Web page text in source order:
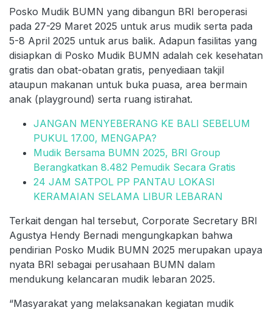
Posko Mudik BUMN yang dibangun BRI beroperasi
pada 27-29 Maret 2025 untuk arus mudik serta pada
5-8 April 2025 untuk arus balik. Adapun fasilitas yang
disiapkan di Posko Mudik BUMN adalah cek kesehatan
gratis dan obat-obatan gratis, penyediaan takjil
ataupun makanan untuk buka puasa, area bermain
anak (playground) serta ruang istirahat.
JANGAN MENYEBERANG KE BALI SEBELUM
PUKUL 17.00, MENGAPA?
Mudik Bersama BUMN 2025, BRI Group
Berangkatkan 8.482 Pemudik Secara Gratis
24 JAM SATPOL PP PANTAU LOKASI
KERAMAIAN SELAMA LIBUR LEBARAN
Terkait dengan hal tersebut, Corporate Secretary BRI
Agustya Hendy Bernadi mengungkapkan bahwa
pendirian Posko Mudik BUMN 2025 merupakan upaya
nyata BRI sebagai perusahaan BUMN dalam
mendukung kelancaran mudik lebaran 2025.
“Masyarakat yang melaksanakan kegiatan mudik